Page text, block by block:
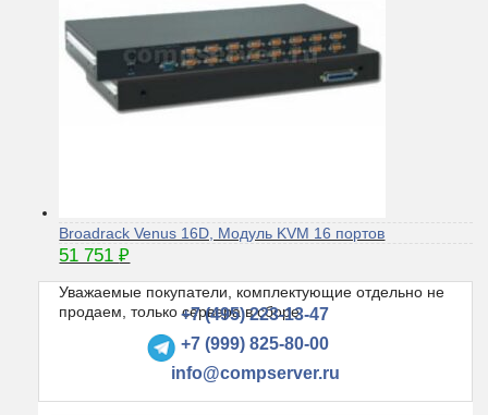
Broadrack Venus 16D, Модуль KVM 16 портов
51 751₽
Уважаемые покупатели, комплектующие отдельно не
продаем, только сервера в сборе
+7 (495) 223-13-47
+7 (999) 825-80-00
info@compserver.ru